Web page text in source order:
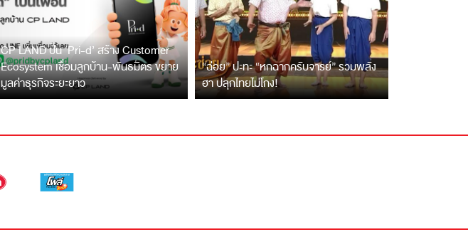
CP LAND ปั้น ‘Pri-d’ สร้าง Customer
Ecosystem เชื่อมลูกบ้าน-พันธมิตร ขยาย
มูลค่าธุรกิจระยะยาว
“ฉ่อย” ปะทะ “หกฉากครับจารย์” รวมพลัง
ฮา ปลุกไทยไม่โกง!